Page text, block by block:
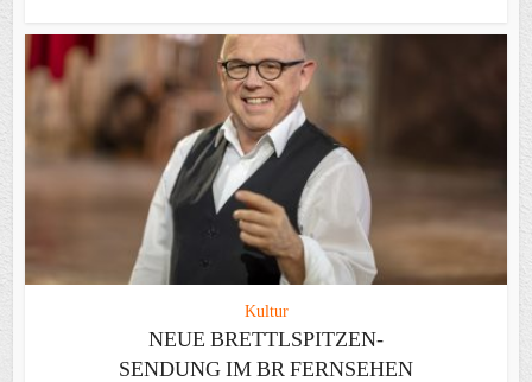
Kultur
NEUE BRETTLSPITZEN-
SENDUNG IM BR FERNSEHEN